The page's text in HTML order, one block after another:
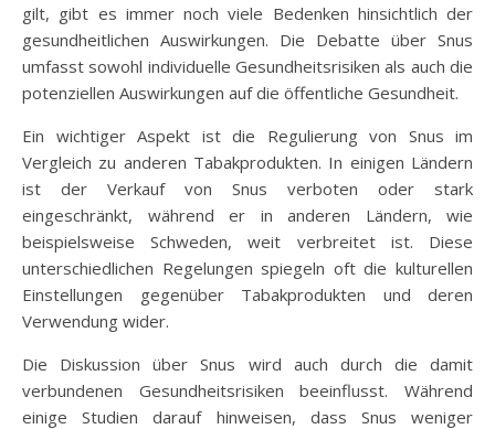
gilt, gibt es immer noch viele Bedenken hinsichtlich der
gesundheitlichen Auswirkungen. Die Debatte über Snus
umfasst sowohl individuelle Gesundheitsrisiken als auch die
potenziellen Auswirkungen auf die öffentliche Gesundheit.
Ein wichtiger Aspekt ist die Regulierung von Snus im
Vergleich zu anderen Tabakprodukten. In einigen Ländern
ist der Verkauf von Snus verboten oder stark
eingeschränkt, während er in anderen Ländern, wie
beispielsweise Schweden, weit verbreitet ist. Diese
unterschiedlichen Regelungen spiegeln oft die kulturellen
Einstellungen gegenüber Tabakprodukten und deren
Verwendung wider.
Die Diskussion über Snus wird auch durch die damit
verbundenen Gesundheitsrisiken beeinflusst. Während
einige Studien darauf hinweisen, dass Snus weniger